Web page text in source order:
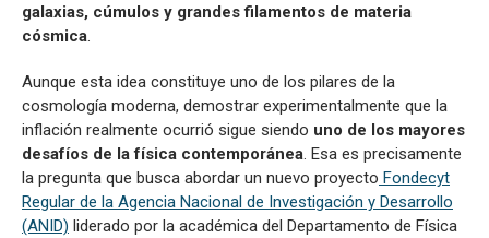
galaxias, cúmulos y grandes filamentos de materia
cósmica.
Aunque esta idea constituye uno de los pilares de la
cosmología moderna, demostrar experimentalmente que la
inflación realmente ocurrió sigue siendo uno de los mayores
desafíos de la física contemporánea. Esa es precisamente
la pregunta que busca abordar un nuevo proyecto Fondecyt
Regular de la Agencia Nacional de Investigación y Desarrollo
(ANID) liderado por la académica del Departamento de Física